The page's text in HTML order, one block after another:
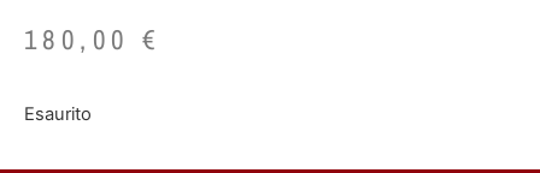
180,00 €
Esaurito